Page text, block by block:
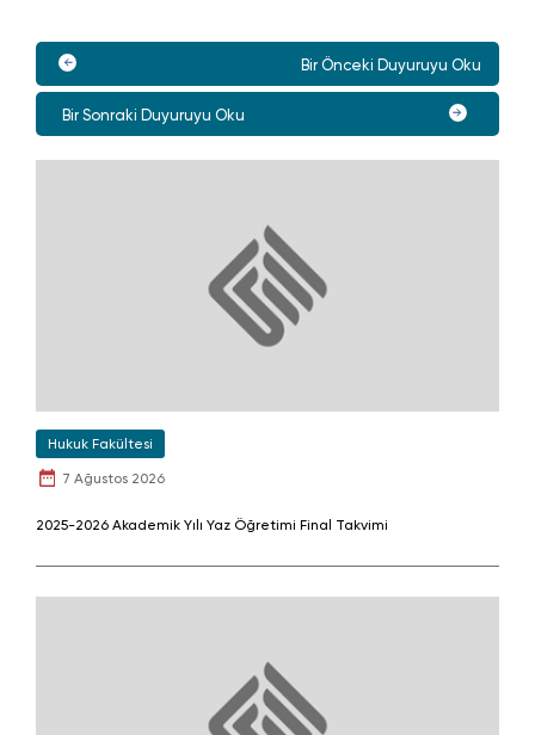
Bir Önceki Duyuruyu Oku
Bir Sonraki Duyuruyu Oku
Hukuk Fakültesi
7 Ağustos 2026
2025-2026 Akademik Yılı Yaz Öğretimi Final Takvimi